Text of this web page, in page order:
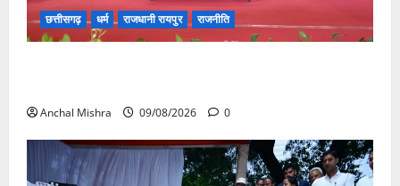
छत्तीसगढ़ धर्म राजधानी रायपुर राजनीति
Anchal Mishra 09/08/2026 0